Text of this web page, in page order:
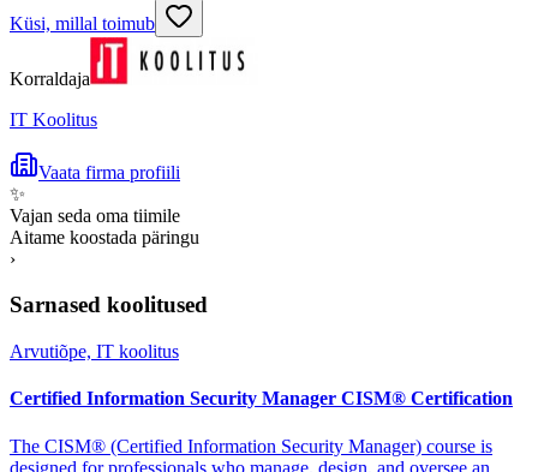
Küsi, millal toimub
Korraldaja
IT Koolitus
Vaata firma profiili
✨
Vajan seda oma tiimile
Aitame koostada päringu
›
Sarnased koolitused
Arvutiõpe, IT koolitus
Certified Information Security Manager CISM® Certification
The CISM® (Certified Information Security Manager) course is
designed for professionals who manage, design, and oversee an